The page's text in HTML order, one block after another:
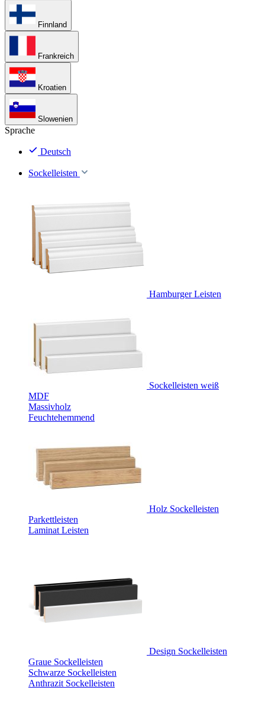
Finnland
Frankreich
Kroatien
Slowenien
Sprache
Deutsch
Sockelleisten
Hamburger Leisten
Sockelleisten weiß
MDF
Massivholz
Feuchtehemmend
Holz Sockelleisten
Parkettleisten
Laminat Leisten
Design Sockelleisten
Graue Sockelleisten
Schwarze Sockelleisten
Anthrazit Sockelleisten